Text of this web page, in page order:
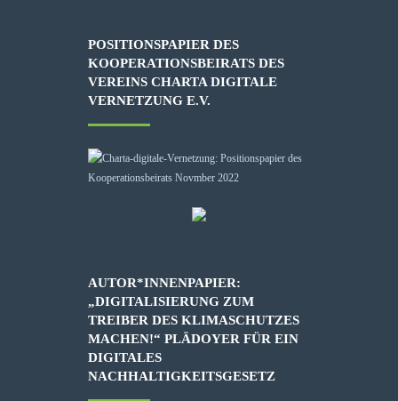
POSITIONSPAPIER DES
KOOPERATIONSBEIRATS DES
VEREINS CHARTA DIGITALE
VERNETZUNG E.V.
AUTOR*INNENPAPIER:
„DIGITALISIERUNG ZUM
TREIBER DES KLIMASCHUTZES
MACHEN!“ PLÄDOYER FÜR EIN
DIGITALES
NACHHALTIGKEITSGESETZ